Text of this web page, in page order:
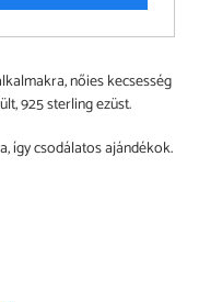
nőies kecsesség
925 sterling ezüst.
így csodálatos ajándékok.